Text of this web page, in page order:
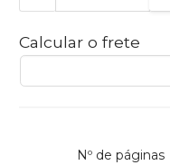
Calcular o frete
Nº de páginas